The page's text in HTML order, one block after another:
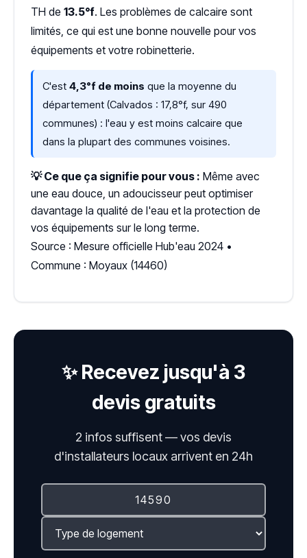
TH de 13.5°f. Les problèmes de calcaire sont
limités, ce qui est une bonne nouvelle pour vos
équipements et votre robinetterie.
C'est 4,3°f de moins que la moyenne du
département (Calvados : 17,8°f, sur 490
communes) : l'eau y est moins calcaire que
dans la plupart des communes voisines.
💡 Ce que ça signifie pour vous : Même avec
une eau douce, un adoucisseur peut optimiser
davantage la qualité de l'eau et la protection de
vos équipements sur le long terme.
Source : Mesure officielle Hub'eau 2024 •
Commune : Moyaux (14460)
✨ Recevez jusqu'à 3
devis gratuits
2 infos suffisent — vos devis
d'installateurs locaux arrivent en 24h